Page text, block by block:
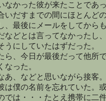
なかった彼が来たことであ
いだすまでの間にほとんど
、最後にメールをしてから
などとは言ってなかったし
にしていたはずだった。
ら、今日が最後だって他所
った。
あ、などと思いながら接客
は僕の名前を忘れていた。
では・・・たとえ携帯に二